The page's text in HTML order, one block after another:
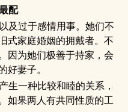
配
及过于感情用事。她们不
式家庭婚姻的拥戴者。不
因为她们极善于持家，会
好妻子。
生一种比较和睦的关系，
如果两人有共同性质的工